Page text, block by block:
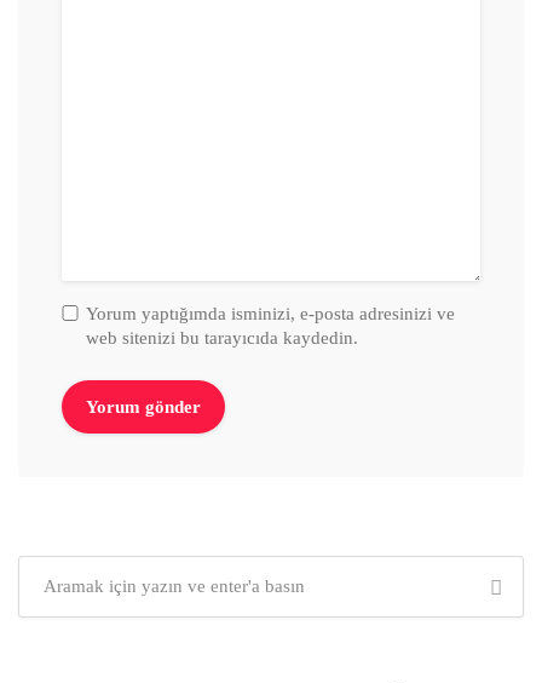
Yorum yaptığımda isminizi, e-posta adresinizi ve
web sitenizi bu tarayıcıda kaydedin.